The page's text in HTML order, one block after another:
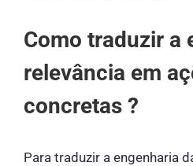
Como traduzir a
relevância em
concretas ?
Para traduzir a engenharia